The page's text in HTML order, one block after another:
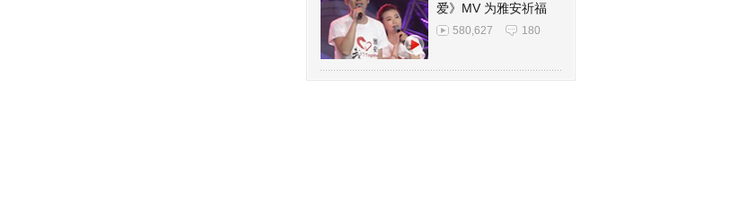
爱》MV 为雅安祈福
580,627 180